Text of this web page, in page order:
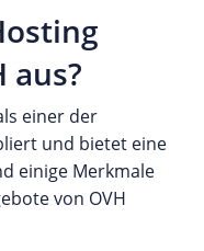
Anbieters
Webspace
zwischen
Wer mehr
benötigt,
Darüber
ein
System,
hingegen auf
aus?
einer der
und bietet eine
einige Merkmale
von OVH